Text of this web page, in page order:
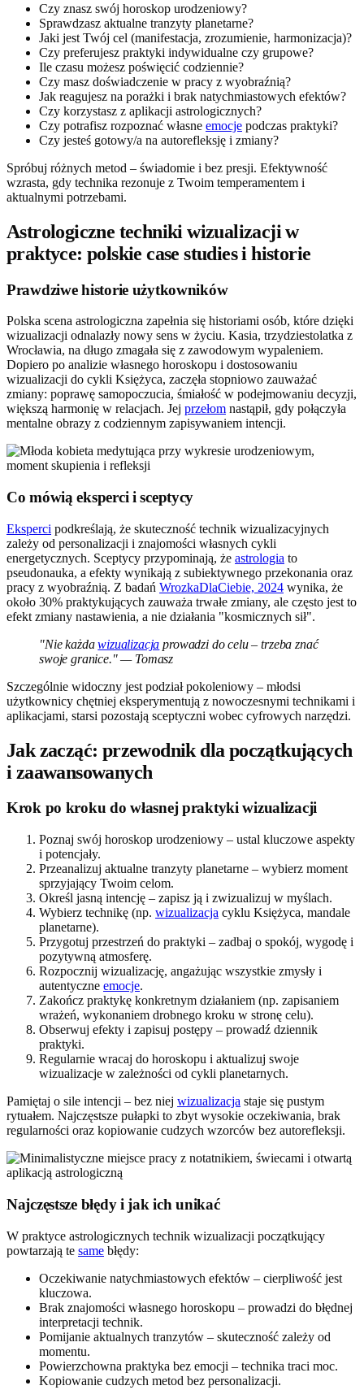
Czy znasz swój horoskop urodzeniowy?
Sprawdzasz aktualne tranzyty planetarne?
Jaki jest Twój cel (manifestacja, zrozumienie, harmonizacja)?
Czy preferujesz praktyki indywidualne czy grupowe?
Ile czasu możesz poświęcić codziennie?
Czy masz doświadczenie w pracy z wyobraźnią?
Jak reagujesz na porażki i brak natychmiastowych efektów?
Czy korzystasz z aplikacji astrologicznych?
Czy potrafisz rozpoznać własne emocje podczas praktyki?
Czy jesteś gotowy/a na autorefleksję i zmiany?
Spróbuj różnych metod – świadomie i bez presji. Efektywność
wzrasta, gdy technika rezonuje z Twoim temperamentem i
aktualnymi potrzebami.
Astrologiczne techniki wizualizacji w
praktyce: polskie case studies i historie
Prawdziwe historie użytkowników
Polska scena astrologiczna zapełnia się historiami osób, które dzięki
wizualizacji odnalazły nowy sens w życiu. Kasia, trzydziestolatka z
Wrocławia, na długo zmagała się z zawodowym wypaleniem.
Dopiero po analizie własnego horoskopu i dostosowaniu
wizualizacji do cykli Księżyca, zaczęła stopniowo zauważać
zmiany: poprawę samopoczucia, śmiałość w podejmowaniu decyzji,
większą harmonię w relacjach. Jej przełom nastąpił, gdy połączyła
mentalne obrazy z codziennym zapisywaniem intencji.
Co mówią eksperci i sceptycy
Eksperci podkreślają, że skuteczność technik wizualizacyjnych
zależy od personalizacji i znajomości własnych cykli
energetycznych. Sceptycy przypominają, że astrologia to
pseudonauka, a efekty wynikają z subiektywnego przekonania oraz
pracy z wyobraźnią. Z badań WrozkaDlaCiebie, 2024 wynika, że
około 30% praktykujących zauważa trwałe zmiany, ale często jest to
efekt zmiany nastawienia, a nie działania "kosmicznych sił".
"Nie każdawizualizacja prowadzi do celu – trzeba znać
swoje granice." — Tomasz
Szczególnie widoczny jest podział pokoleniowy – młodsi
użytkownicy chętniej eksperymentują z nowoczesnymi technikami i
aplikacjami, starsi pozostają sceptyczni wobec cyfrowych narzędzi.
Jak zacząć: przewodnik dla początkujących
i zaawansowanych
Krok po kroku do własnej praktyki wizualizacji
Poznaj swój horoskop urodzeniowy – ustal kluczowe aspekty
i potencjały.
Przeanalizuj aktualne tranzyty planetarne – wybierz moment
sprzyjający Twoim celom.
Określ jasną intencję – zapisz ją i zwizualizuj w myślach.
Wybierz technikę (np. wizualizacja cyklu Księżyca, mandale
planetarne).
Przygotuj przestrzeń do praktyki – zadbaj o spokój, wygodę i
pozytywną atmosferę.
Rozpocznij wizualizację, angażując wszystkie zmysły i
autentyczne emocje.
Zakończ praktykę konkretnym działaniem (np. zapisaniem
wrażeń, wykonaniem drobnego kroku w stronę celu).
Obserwuj efekty i zapisuj postępy – prowadź dziennik
praktyki.
Regularnie wracaj do horoskopu i aktualizuj swoje
wizualizacje w zależności od cykli planetarnych.
Pamiętaj o sile intencji – bez niej wizualizacja staje się pustym
rytuałem. Najczęstsze pułapki to zbyt wysokie oczekiwania, brak
regularności oraz kopiowanie cudzych wzorców bez autorefleksji.
Najczęstsze błędy i jak ich unikać
W praktyce astrologicznych technik wizualizacji początkujący
powtarzają te same błędy:
Oczekiwanie natychmiastowych efektów – cierpliwość jest
kluczowa.
Brak znajomości własnego horoskopu – prowadzi do błędnej
interpretacji technik.
Pomijanie aktualnych tranzytów – skuteczność zależy od
momentu.
Powierzchowna praktyka bez emocji – technika traci moc.
Kopiowanie cudzych metod bez personalizacji.